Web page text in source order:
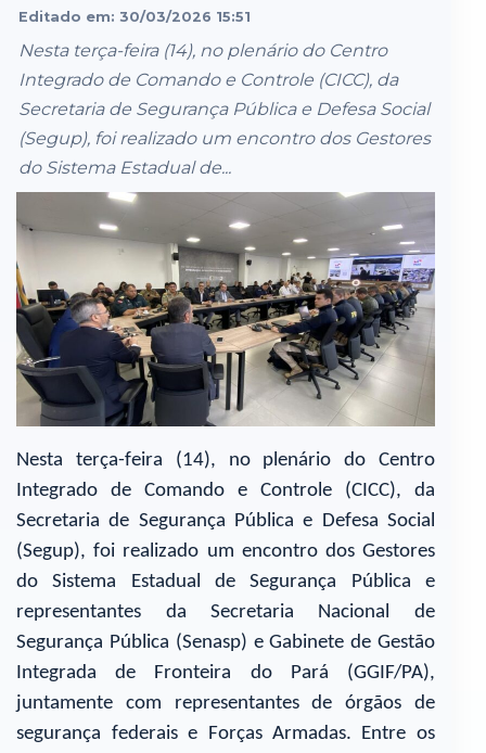
Editado em: 30/03/2026 15:51
Nesta terça-feira (14), no plenário do Centro
Integrado de Comando e Controle (CICC), da
Secretaria de Segurança Pública e Defesa Social
(Segup), foi realizado um encontro dos Gestores
do Sistema Estadual de...
Nesta terça-feira (14), no plenário do Centro
Integrado de Comando e Controle (CICC), da
Secretaria de Segurança Pública e Defesa Social
(Segup), foi realizado um encontro dos Gestores
do Sistema Estadual de Segurança Pública e
representantes da Secretaria Nacional de
Segurança Pública (Senasp) e Gabinete de Gestão
Integrada de Fronteira do Pará (GGIF/PA),
juntamente com representantes de órgãos de
segurança federais e Forças Armadas. Entre os